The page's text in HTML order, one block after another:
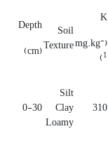
K
(mg.kg
-
1
)
Soil
Texture
Depth
(cm)
310
Silt
Clay
Loamy
0-30